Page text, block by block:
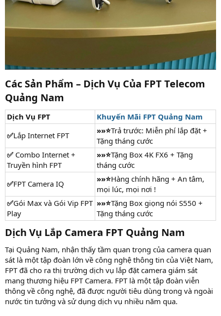
Các Sản Phẩm – Dịch Vụ Của FPT Telecom
Quảng Nam​
Dịch Vụ FPT
Khuyến Mãi FPT Quảng Nam
✅Lắp Internet FPT​ »»⭐Trả trước: Miễn phí lắp đặt +
Tặng tháng cước
✅ Combo Internet +
Truyền hình FPT
»»⭐Tặng Box 4K FX6 + Tặng
tháng cước
✅FPT Camera IQ »»⭐Hàng chính hãng + An tâm,
mọi lúc, mọi nơi !
✅Gói Max và Gói Vip FPT
Play
»»⭐Tặng Box giọng nói S550 +
Tặng tháng cước
Dịch Vụ Lắp Camera FPT Quảng Nam​
Tại Quảng Nam, nhận thấy tầm quan trọng của camera quan
sát là một tập đoàn lớn về công nghệ thông tin của Việt Nam,
FPT đã cho ra thị trường dịch vụ lắp đặt camera giám sát
mang thương hiệu FPT Camera. FPT là một tập đoàn viễn
thông về công nghệ, đã được người tiêu dùng trong và ngoài
nước tin tưởng và sử dụng dịch vụ nhiều năm qua.